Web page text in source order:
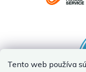
Tento web používa